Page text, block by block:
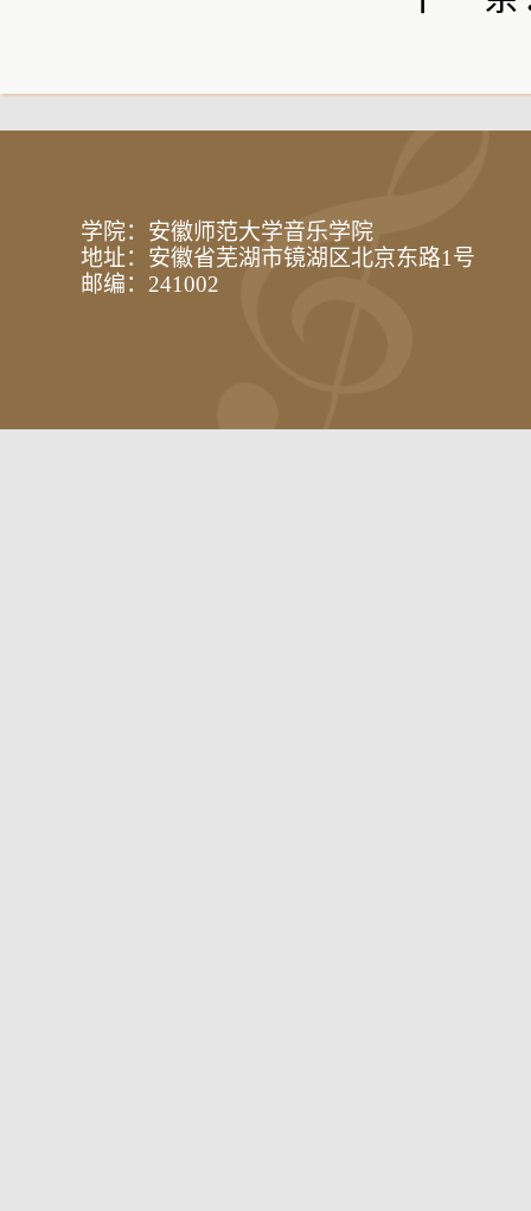
学院：安徽师范大学音乐学院
地址：安徽省芜湖市镜湖区北京东路1号
邮编：241002